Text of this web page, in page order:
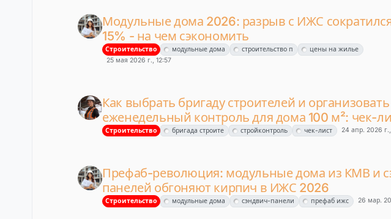
Модульные дома 2026: разрыв с ИЖС
15% - на чем сэкономить
Строительство модульные дома строительство п
цены на жилье
25 мая 2026 г., 12:57
Как выбрать бригаду строителей и организовать
еженедельный контроль для дома 100 м²: чек-
Строительство бригада строите стройконтроль чек-лист 24 апр. 2026 г.,
Префаб-революция: модульные дома из КМВ и
панелей обгоняют кирпич в ИЖС 2026
Строительство модульные дома сэндвич-панели префаб ижс 26 мар.